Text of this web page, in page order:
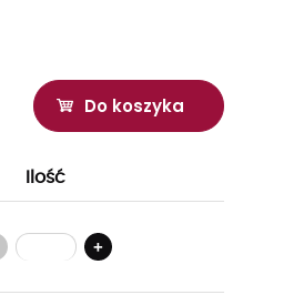
Do koszyka
Ilość
+